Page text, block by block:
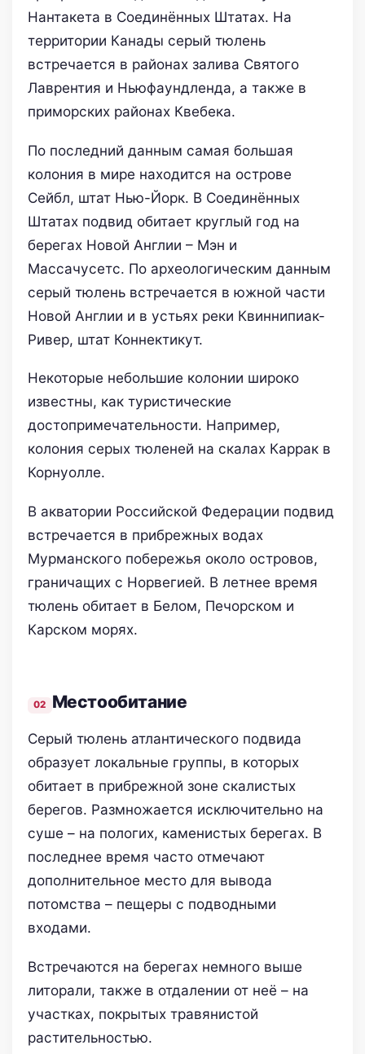
Нантакета в Соединённых Штатах. На
территории Канады серый тюлень
встречается в районах залива Святого
Лаврентия и Ньюфаундленда, а также в
приморских районах Квебека.
По последний данным самая большая
колония в мире находится на острове
Сейбл, штат Нью-Йорк. В Соединённых
Штатах подвид обитает круглый год на
берегах Новой Англии – Мэн и
Массачусетс. По археологическим данным
серый тюлень встречается в южной части
Новой Англии и в устьях реки Квиннипиак-
Ривер, штат Коннектикут.
Некоторые небольшие колонии широко
известны, как туристические
достопримечательности. Например,
колония серых тюленей на скалах Каррак в
Корнуолле.
В акватории Российской Федерации подвид
встречается в прибрежных водах
Мурманского побережья около островов,
граничащих с Норвегией. В летнее время
тюлень обитает в Белом, Печорском и
Карском морях.
Местообитание
Серый тюлень атлантического подвида
образует локальные группы, в которых
обитает в прибрежной зоне скалистых
берегов. Размножается исключительно на
суше – на пологих, каменистых берегах. В
последнее время часто отмечают
дополнительное место для вывода
потомства – пещеры с подводными
входами.
Встречаются на берегах немного выше
литорали, также в отдалении от неё – на
участках, покрытых травянистой
растительностью.